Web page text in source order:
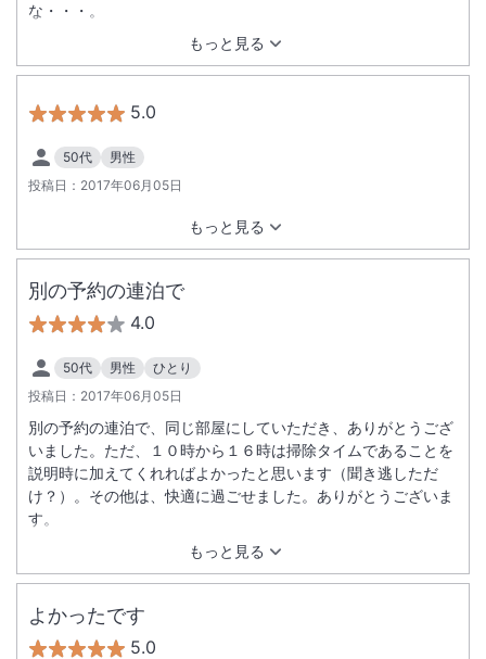
もっと見る
な・・・。
5.0
50代
男性
投稿日： 2017年06月05日
もっと見る
別の予約の連泊で
4.0
50代 男性
ひとり
投稿日： 2017年06月05日
もっと見る
別の予約の連泊で、同じ部屋にしていただき、ありがとうござ
いました。ただ、１０時から１６時は掃除タイムであることを
説明時に加えてくれればよかったと思います（聞き逃しただ
け？）。その他は、快適に過ごせました。ありがとうございま
す。
よかったです
5.0